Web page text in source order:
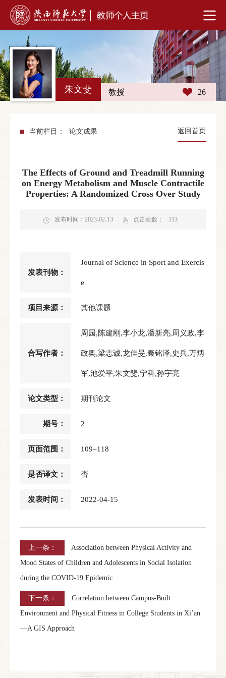
朱文斐 教授 26
返回首页
当前栏目： 论文成果
The Effects of Ground and Treadmill Running
on Energy Metabolism and Muscle Contractile
Properties: A Randomized Cross Over Study
发布时间：2023-02-13 点击次数： 113
发表刊物：
Journal of Science in Sport and Exercis
e
项目来源： 其他课题
合写作者：
周园,陈建刚,李小龙,潘新亮,周义政,李
政奥,梁志诚,龙佳旻,秦铭泽,史兵,万炳
军,池爱平,朱文斐,宁科,孙宇亮
论文类型： 期刊论文
期号： 2
页面范围： 109–118
是否译文： 否
发表时间： 2022-04-15
上一条：
Association between Physical Activity and
Mood States of Children and Adolescents in Social Isolation
during the COVID-19 Epidemic
下一条：
Correlation between Campus-Built
Environment and Physical Fitness in College Students in Xi’an
—A GIS Approach